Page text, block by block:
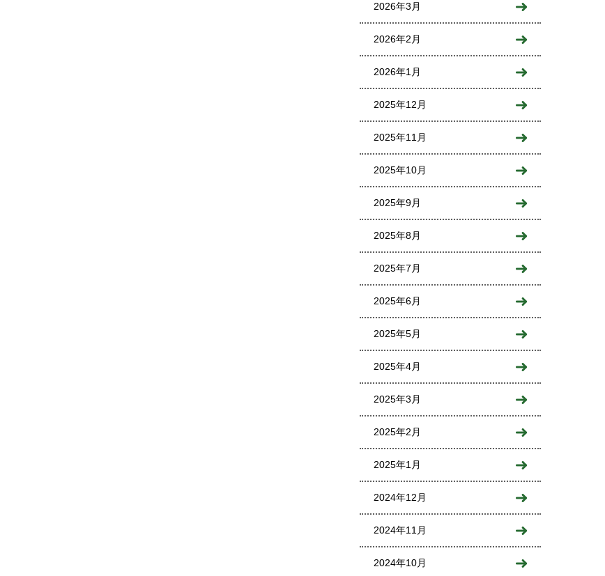
2026年3月
2026年2月
2026年1月
2025年12月
2025年11月
2025年10月
2025年9月
2025年8月
2025年7月
2025年6月
2025年5月
2025年4月
2025年3月
2025年2月
2025年1月
2024年12月
2024年11月
2024年10月